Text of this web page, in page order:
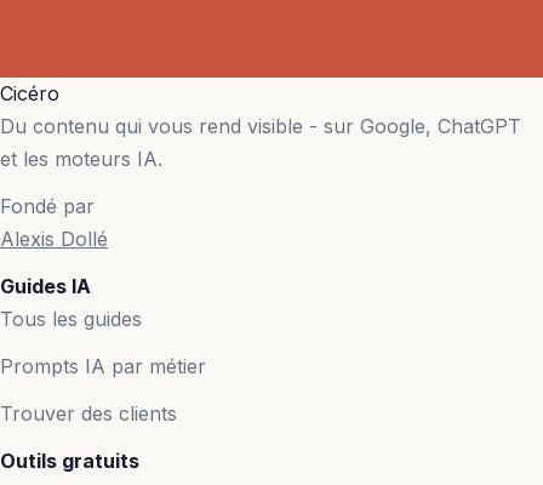
Cicéro
Du contenu qui vous rend visible - sur Google, ChatGPT
et les moteurs IA.
Fondé par
Alexis Dollé
Guides IA
Tous les guides
Prompts IA par métier
Trouver des clients
Outils gratuits